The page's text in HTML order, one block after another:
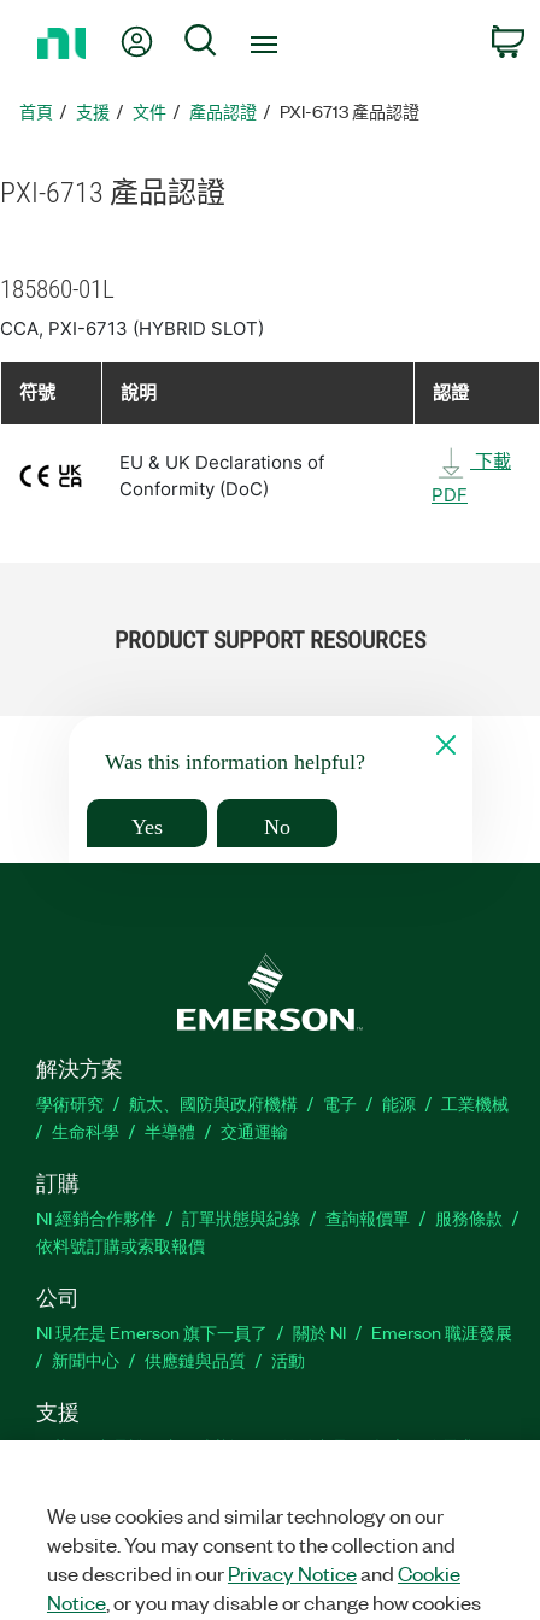
頁
我的帳號 搜尋
首頁 支援 文件 產品認證 PXI-6713 產品認證
PXI-6713 產品認證
185860-01L
CCA, PXI-6713 (HYBRID SLOT)
符號 說明 認證
EU & UK Declarations of
Conformity (DoC)
下載
PDF
PRODUCT SUPPORT RESOURCES
Was this information helpful?
Yes No
解決方案
學術研究 航太、國防與政府機構 電子 能源
工業機械
生命科學
半導體 交通運輸
訂購
NI 經銷合作夥伴 訂單狀態與紀錄 查詢報價單
服務條款
依料號訂購或索取報價
公司
NI 現在是 Emerson 旗下一員了 關於 NI
Emerson 職涯發展
新聞中心
供應鏈與品質 活動
支援
下載 產品說明書 討論區 啟動產品 提交服務需求
網
TwitterFacebook
We use cookies and similar technology on our
website. You may consent to the collection and
use described in ourPrivacy NoticeandCookie
Notice, or you may disable or change how cookies